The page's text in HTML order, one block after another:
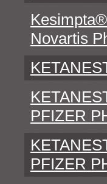
Novartis
PFIZER
PFIZER